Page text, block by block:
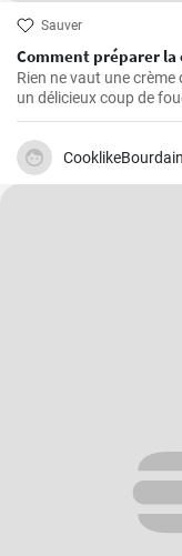
Sauver
Comment préparer la
Rien ne vaut une
un délicieux coup de
constitue un excellent
CooklikeBourdain